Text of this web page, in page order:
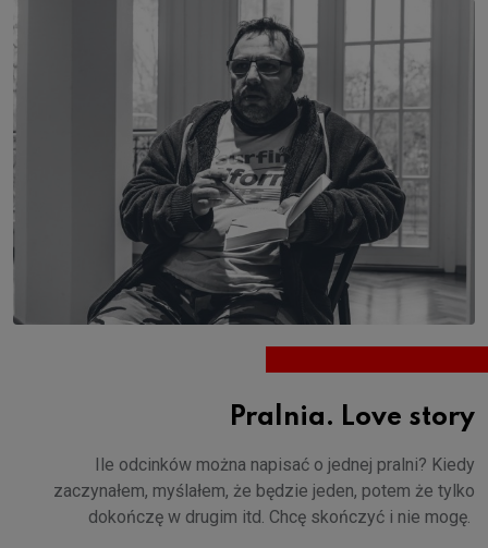
Pralnia. Love story
Ile odcinków można napisać o jednej pralni? Kiedy
zaczynałem, myślałem, że będzie jeden, potem że tylko
dokończę w drugim itd. Chcę skończyć i nie mogę.